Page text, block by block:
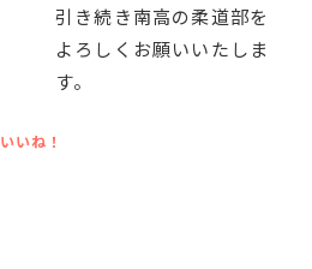
引き続き南高の柔道部を
よろしくお願いいたしま
す。
いいね！